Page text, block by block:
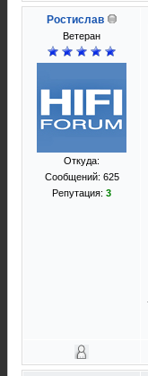
Ростислав
Ветеран
Откуда:
Сообщений: 625
Репутация: 3